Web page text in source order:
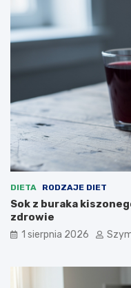
DIETA RODZAJE DIET
Sok z buraka
zdrowie
1 sierpnia 2026